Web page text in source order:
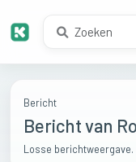
Bericht
Bericht van
Losse berichtweergave.